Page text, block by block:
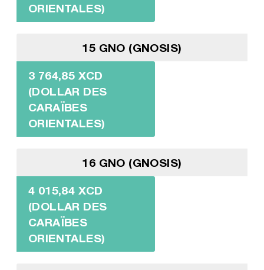
ORIENTALES)
15 GNO (GNOSIS)
3 764,85 XCD
(DOLLAR DES
CARAÏBES
ORIENTALES)
16 GNO (GNOSIS)
4 015,84 XCD
(DOLLAR DES
CARAÏBES
ORIENTALES)